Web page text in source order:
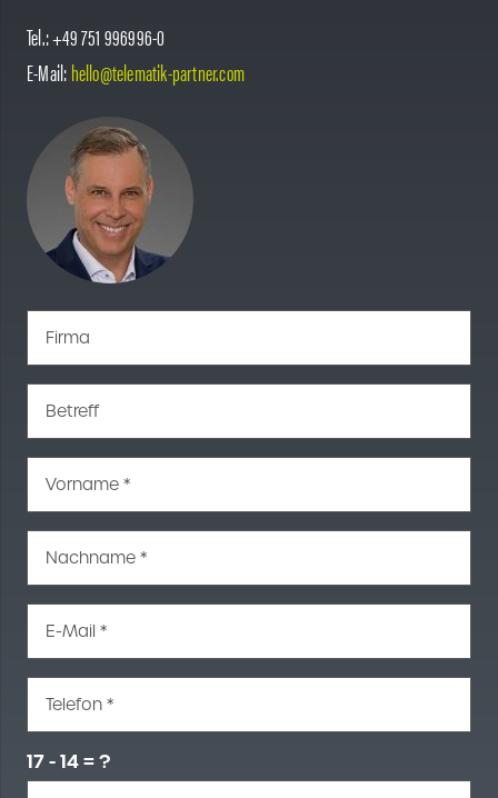
Tel.: +49 751 996996-0
E-Mail:hello@telematik-partner.com
Firma
Betreff
Vorname *
Nachname *
E-Mail *
Telefon *
17 - 14 = ?